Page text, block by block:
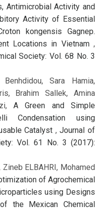
Antimicrobial Activity and
Activity of Essential
kongensis Gagnep.
Locations in Vietnam ,
Society: Vol. 68 No. 3
Sara Hamia,
Brahim Sallek, Amina
A Green and Simple
Condensation using
Catalyst ,Journal of
Vol. 61 No. 3 (2017):
Zineb ELBAHRI, Mohamed
of Agrochemical
using Designs
the Mexican Chemical